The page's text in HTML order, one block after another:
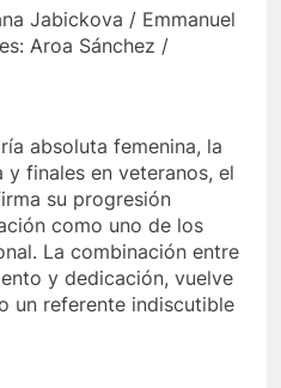
Jabickova / Emmanuel
Aroa Sánchez /
absoluta femenina, la
finales en veteranos, el
su progresión
como uno de los
La combinación entre
y dedicación, vuelve
un referente indiscutible